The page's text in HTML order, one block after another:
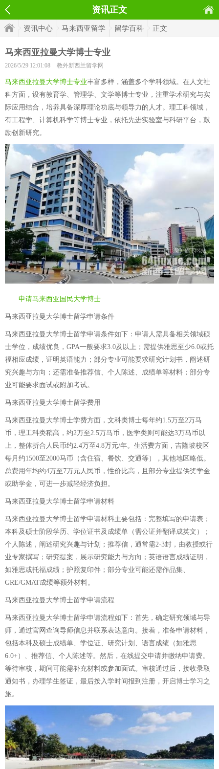
资讯正文
资讯中心 马来西亚留学 留学百科 正文
马来西亚拉曼大学博士专业
2026/5/29 12:01:08 教外新西兰留学网
马来西亚拉曼大学博士专业丰富多样，涵盖多个学科领域。在人文社
科方面，设有教育学、管理学、文学等博士专业，注重学术研究与实
际应用结合，培养具备深厚理论功底与领导力的人才。理工科领域，
有工程学、计算机科学等博士专业，依托先进实验室与科研平台，鼓
励创新研究。
申请马来西亚国民大学博士
马来西亚拉曼大学博士留学申请条件
马来西亚拉曼大学博士留学申请条件如下：申请人需具备相关领域硕
士学位，成绩优良，GPA一般要求3.0及以上；需提供雅思至少6.0或托
福相应成绩，证明英语能力；部分专业可能要求研究计划书，阐述研
究兴趣与方向；还需准备推荐信、个人陈述、成绩单等材料；部分专
业可能要求面试或附加考试。
马来西亚拉曼大学博士留学费用
马来西亚拉曼大学博士学费方面，文科类博士每年约1.5万至2万马
币，理工科类稍高，约2万至2.5万马币，医学类则可能达3万马币以
上，整体折合人民币约2.4万至4.8万元/年。生活费方面，吉隆坡校区
每月约1500至2000马币（含住宿、餐饮、交通等），其他地区略低。
总费用年均约4万至7万元人民币，性价比高，且部分专业提供奖学金
或助学金，可进一步减轻经济负担。
马来西亚拉曼大学博士留学申请材料
马来西亚拉曼大学博士留学申请材料主要包括：完整填写的申请表；
本科及硕士阶段学历、学位证书及成绩单（需公证并翻译成英文）；
个人陈述，阐述研究兴趣与计划；推荐信，通常需2-3封，由教授或行
业专家撰写；研究提案，展示研究能力与方向；英语语言成绩证明，
如雅思或托福成绩；护照复印件；部分专业可能还需作品集、
GRE/GMAT成绩等额外材料。
马来西亚拉曼大学博士留学申请流程
马来西亚拉曼大学博士留学申请流程如下：首先，确定研究领域与导
师，通过官网查询导师信息并联系表达意向。接着，准备申请材料，
包括本科及硕士成绩单、学位证、研究计划、语言成绩（如雅思
6.0+）、推荐信、个人陈述等。然后，在线提交申请并缴纳申请费。
等待审核，期间可能需补充材料或参加面试。审核通过后，接收录取
通知书，办理学生签证，最后按入学时间报到注册，开启博士学习之
旅。